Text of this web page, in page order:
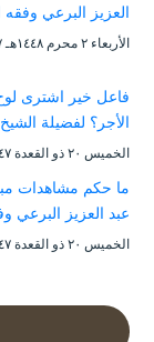
العزيز البرعي وفقه
الأربعاء ۲ محرم ۱٤٤۸هـ ۱۷-٦-۲۰۲٦م
فاعل خير اشترى
الأجر؟ لفضيلة
الخميس ۲۰ ذو القعدة ۱٤٤۷هـ ۷-۵-۲۰۲٦م
ما حكم مشاهدات
عبد العزيز البرعي
الخميس ۲۰ ذو القعدة ۱٤٤۷هـ ۷-۵-۲۰۲٦م